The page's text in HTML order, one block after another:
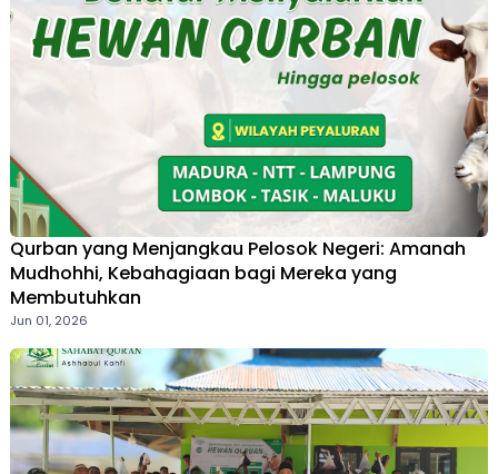
Qurban yang Menjangkau Pelosok Negeri: Amanah
Mudhohhi, Kebahagiaan bagi Mereka yang
Membutuhkan
Jun 01, 2026